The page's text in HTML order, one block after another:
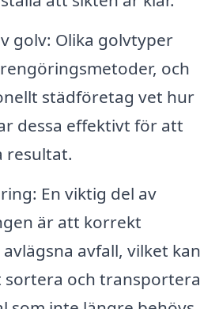
golv: Olika golvtyper
och
städföretag vet hur
dessa effektivt för att
resultat.
En viktig del av
är att korrekt
avfall, vilket kan
sortera och transportera